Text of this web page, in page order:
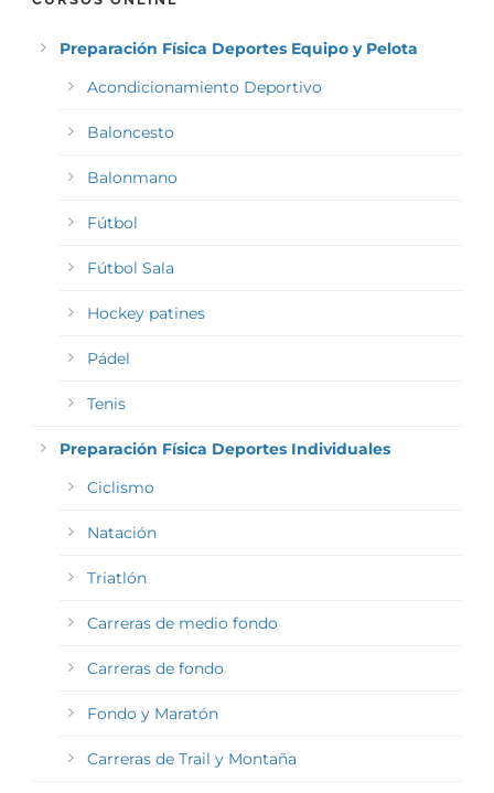
Preparación Física Deportes Equipo y Pelota
Acondicionamiento Deportivo
Baloncesto
Balonmano
Fútbol
Fútbol Sala
Hockey patines
Pádel
Tenis
Preparación Física Deportes Individuales
Ciclismo
Natación
Triatlón
Carreras de medio fondo
Carreras de fondo
Fondo y Maratón
Carreras de Trail y Montaña